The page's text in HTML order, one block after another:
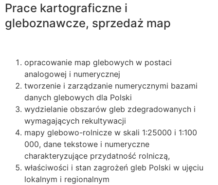
Prace kartograficzne i
gleboznawcze, sprzedaż map
opracowanie map glebowych w postaci
analogowej i numerycznej
tworzenie i zarządzanie numerycznymi bazami
danych glebowych dla Polski
wydzielanie obszarów gleb zdegradowanych i
wymagających rekultywacji
mapy glebowo-rolnicze w skali 1:25000 i 1:100
000, dane tekstowe i numeryczne
charakteryzujące przydatność rolniczą,
właściwości i stan zagrożeń gleb Polski w ujęciu
lokalnym i regionalnym